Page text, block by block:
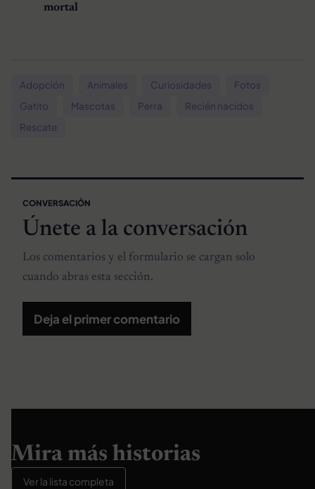
mortal
Adopción Animales Curiosidades
Fotos
Gatito
Mascotas Perra
Recién nacidos
Rescate
CONVERSACIÓN
Únete a la conversación
Los comentarios y el formulario se cargan solo
cuando abras esta sección.
Deja el primer comentario
Mira más historias
Ver la lista completa